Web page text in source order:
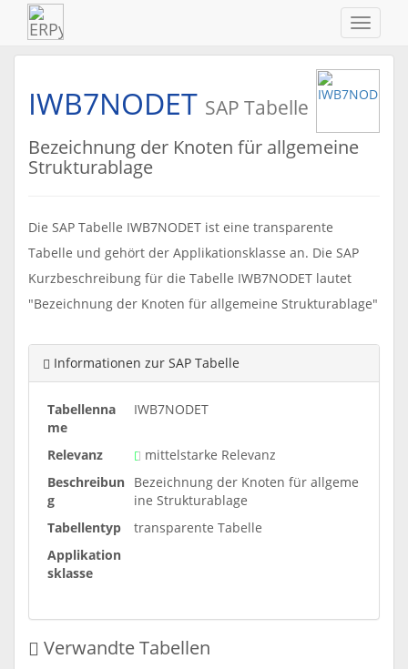
ein-/
IWB7NODET SAP Tabelle
Bezeichnung der Knoten für allgemeine
Strukturablage
Die SAP Tabelle IWB7NODET ist eine transparente
Tabelle und gehört der Applikationsklasse an. Die SAP
Kurzbeschreibung für die Tabelle IWB7NODET lautet
"Bezeichnung der Knoten für allgemeine Strukturablage"
Informationen zur SAP Tabelle
Tabellenna
me
IWB7NODET
Relevanz
mittelstarke Relevanz
Beschreibun
g
Bezeichnung der Knoten für allgeme
ine Strukturablage
Tabellentyp
transparente Tabelle
Applikation
sklasse
Verwandte Tabellen